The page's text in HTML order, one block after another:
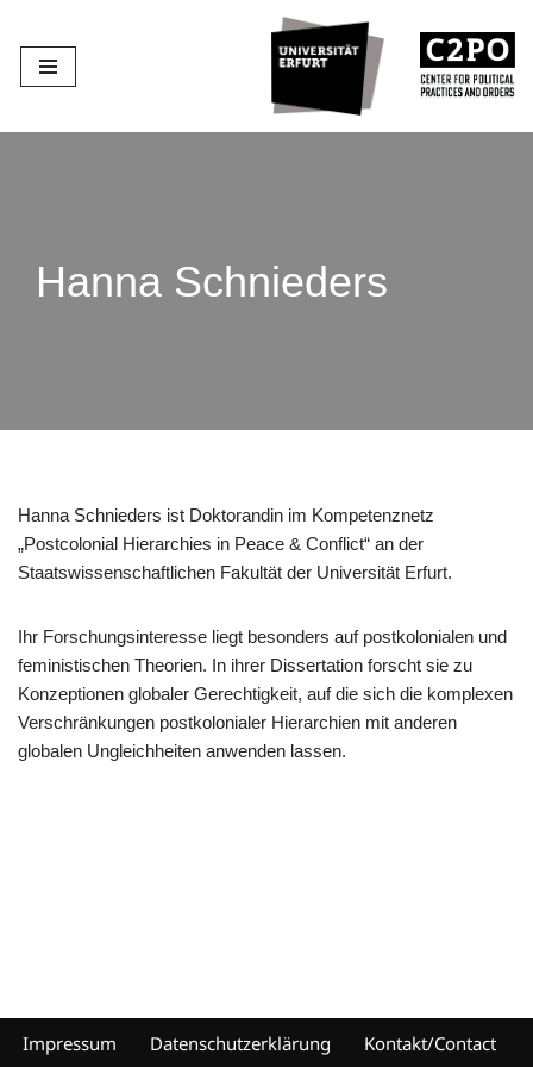
Zum
Inhalt
Hanna Schnieders
Hanna Schnieders ist Doktorandin im Kompetenznetz
„Postcolonial Hierarchies in Peace & Conflict“ an der
Staatswissenschaftlichen Fakultät der Universität Erfurt.
Ihr Forschungsinteresse liegt besonders auf postkolonialen und
feministischen Theorien. In ihrer Dissertation forscht sie zu
Konzeptionen globaler Gerechtigkeit, auf die sich die komplexen
Verschränkungen postkolonialer Hierarchien mit anderen
globalen Ungleichheiten anwenden lassen.
Impressum Datenschutzerklärung Kontakt/Contact